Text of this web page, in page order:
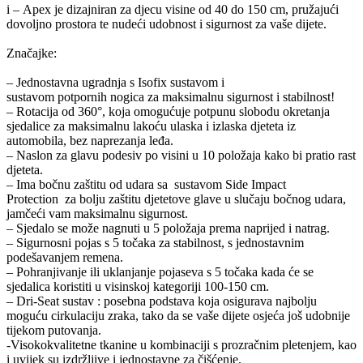
i – Apex je dizajniran za djecu visine od 40 do 150 cm, pružajući
dovoljno prostora te nudeći udobnost i sigurnost za vaše dijete.
Značajke:
– Jednostavna ugradnja s Isofix sustavom i
sustavom potpornih nogica za maksimalnu sigurnost i stabilnost!
– Rotacija od 360°, koja omogućuje potpunu slobodu okretanja
sjedalice za maksimalnu lakoću ulaska i izlaska djeteta iz
automobila, bez naprezanja leđa.
– Naslon za glavu podesiv po visini u 10 položaja kako bi pratio rast
djeteta.
– Ima bočnu zaštitu od udara sa sustavom Side Impact
Protection za bolju zaštitu djetetove glave u slučaju bočnog udara,
jamčeći vam maksimalnu sigurnost.
– Sjedalo se može nagnuti u 5 položaja prema naprijed i natrag.
– Sigurnosni pojas s 5 točaka za stabilnost, s jednostavnim
podešavanjem remena.
– Pohranjivanje ili uklanjanje pojaseva s 5 točaka kada će se
sjedalica koristiti u visinskoj kategoriji 100-150 cm.
– Dri-Seat sustav : posebna podstava koja osigurava najbolju
moguću cirkulaciju zraka, tako da se vaše dijete osjeća još udobnije
tijekom putovanja.
-Visokokvalitetne tkanine u kombinaciji s prozračnim pletenjem, kao
i uvijek su izdržljive i jednostavne za čišćenje.